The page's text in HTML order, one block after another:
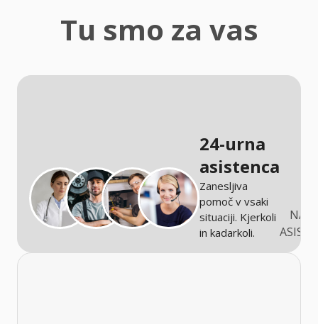
Tu smo za vas
24-urna
asistenca
Zanesljiva
pomoč v vsaki
situaciji. Kjerkoli
in kadarkoli.